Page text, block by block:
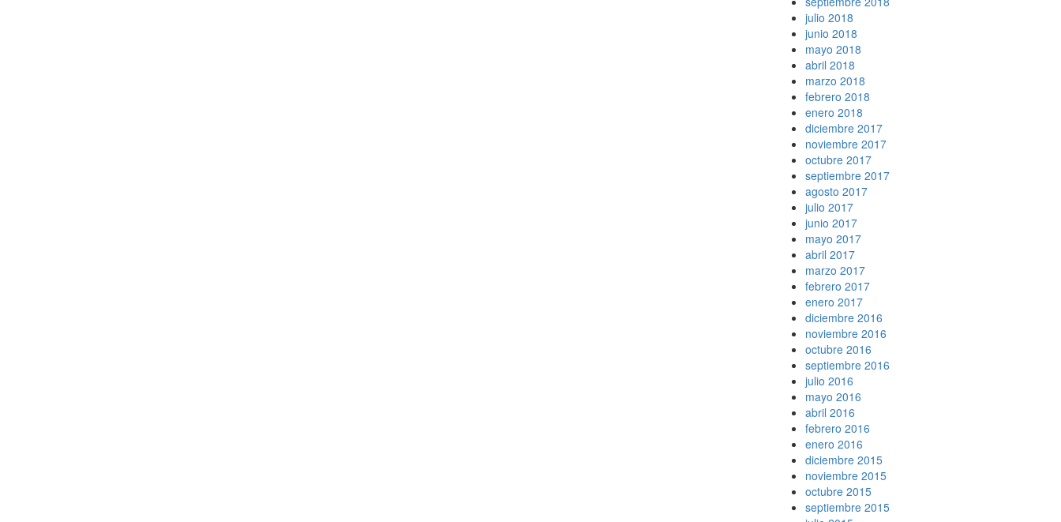
julio 2018
junio 2018
mayo 2018
abril 2018
marzo 2018
febrero 2018
enero 2018
diciembre 2017
noviembre 2017
octubre 2017
septiembre 2017
agosto 2017
julio 2017
junio 2017
mayo 2017
abril 2017
marzo 2017
febrero 2017
enero 2017
diciembre 2016
noviembre 2016
octubre 2016
septiembre 2016
julio 2016
mayo 2016
abril 2016
febrero 2016
enero 2016
diciembre 2015
noviembre 2015
octubre 2015
septiembre 2015